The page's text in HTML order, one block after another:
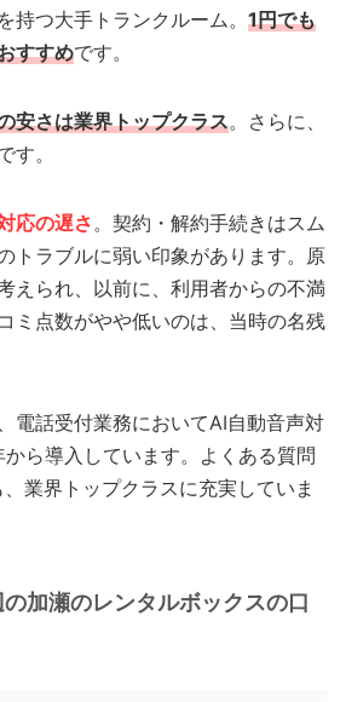
持つ大手トランクルーム。 1円でも
すすめです。
安さは業界トップクラス。さらに、
す。
応の遅さ 。契約・解約手続きはスム
トラブルに弱い印象があります。原
えられ、以前に、利用者からの不満
ミ点数がやや低いのは、当時の名残
電話受付業務においてAI自動音声対
ら導入しています。よくある質問
業界トップクラスに充実していま
加瀬のレンタルボックスの口